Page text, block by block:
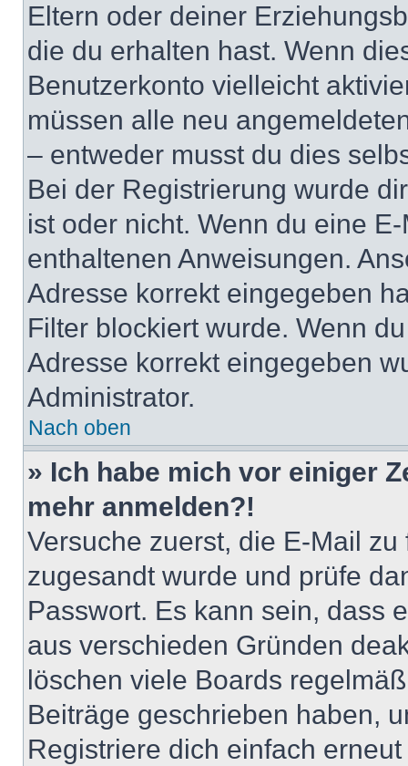
Eltern oder deiner
die du erhalten hast. Wenn
Benutzerkonto vielleicht
müssen alle neu
– entweder musst du dies
Bei der Registrierung wurde
ist oder nicht. Wenn du eine
enthaltenen Anweisungen.
Adresse korrekt eingegeben
Filter blockiert wurde. Wenn
Adresse korrekt eingegeben
Administrator.
Nach oben
» Ich habe mich vor einiger
mehr anmelden?!
Versuche zuerst, die E-Mail
zugesandt wurde und prüfe
Passwort. Es kann sein, dass
aus verschieden Gründen
löschen viele Boards
Beiträge geschrieben haben,
Registriere dich einfach